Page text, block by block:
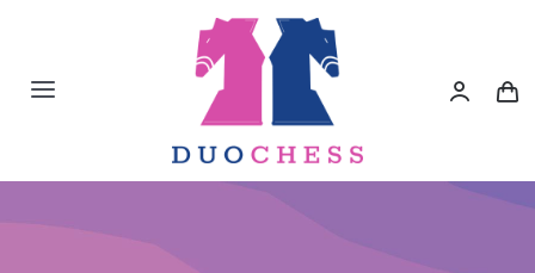
contenido
Toggle
Material de Ajedrez
Libros de Ajedrez